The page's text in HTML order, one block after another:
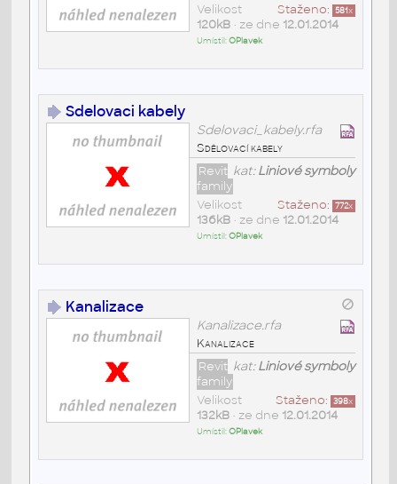
Staženo: 581x
Velikost
120kB• ze dne 12.01.2014
Umístil:OPlavek
Sdelovaci kabely
Sdelovaci_kabely.rfa
Sdělovací kabely
kat:Liniové symboly
Revit
family
Staženo: 772x
Velikost
136kB• ze dne 12.01.2014
Umístil:OPlavek
Kanalizace
Kanalizace.rfa
Kanalizace
kat:Liniové symboly
Revit
family
Staženo: 398x
Velikost
132kB• ze dne 12.01.2014
Umístil:OPlavek